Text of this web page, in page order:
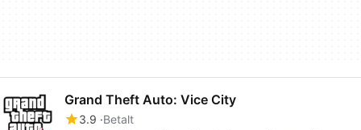
Grand Theft Auto: Vice City
3.9 Betalt